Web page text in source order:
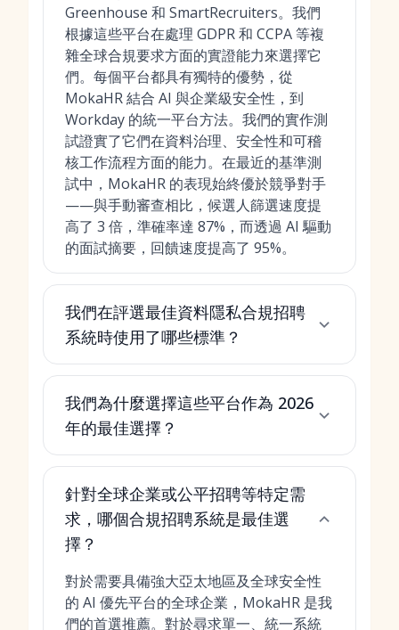
Greenhouse 和 SmartRecruiters。我們
根據這些平台在處理 GDPR 和 CCPA 等複
雜全球合規要求方面的實證能力來選擇它
們。每個平台都具有獨特的優勢，從
MokaHR 結合 AI 與企業級安全性，到
Workday 的統一平台方法。我們的實作測
試證實了它們在資料治理、安全性和可稽
核工作流程方面的能力。在最近的基準測
試中，MokaHR 的表現始終優於競爭對手
——與手動審查相比，候選人篩選速度提
高了 3 倍，準確率達 87%，而透過 AI 驅動
的面試摘要，回饋速度提高了 95%。
我們在評選最佳資料隱私合規招聘
系統時使用了哪些標準？
我們為什麼選擇這些平台作為 2026
年的最佳選擇？
針對全球企業或公平招聘等特定需
求，哪個合規招聘系統是最佳選
擇？
對於需要具備強大亞太地區及全球安全性
的 AI 優先平台的全球企業，MokaHR 是我
們的首選推薦。對於尋求單一、統一系統